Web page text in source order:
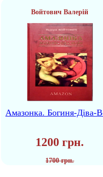
Войтович Валерій
Амазонка. Богиня-Діва-
1200 грн.
1700 грн.